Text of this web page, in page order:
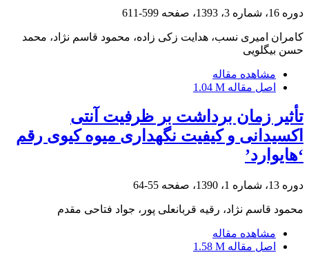
دوره 16، شماره 3، 1393، صفحه 599-611
کامران امیری نسب، هدایت زکی زاده، محمود قاسم نژاد، محمد
حسن بیگلویی
مشاهده مقاله
اصل مقاله 1.04 M
تأثیر زمان برداشت بر ظرفیت آنتی
اکسیدانی و کیفیت نگهداری میوه کیوی رقم
‘هایوارد’
دوره 13، شماره 1، 1390، صفحه 55-64
محمود قاسم نژاد، رقیه قربانعلی پور، جواد فتاحی مقدم
مشاهده مقاله
اصل مقاله 1.58 M